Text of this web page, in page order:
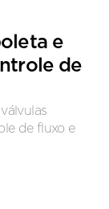
e
de
de fluxo e